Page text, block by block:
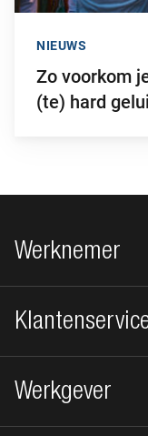
Zo voorkom
(te) hard
NIEUWS
Footer
Werknemer
Werkgever